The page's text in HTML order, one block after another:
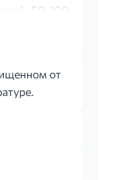
-50-100
и
сут).
от